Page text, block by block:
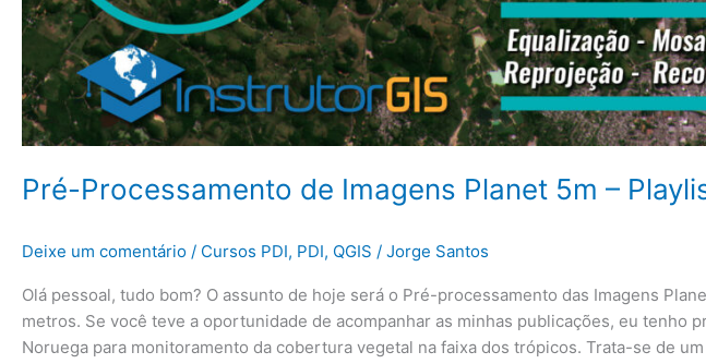
Pré-Processamento de Imagens Planet 5m –
Deixe um comentário / Cursos PDI, PDI, QGIS / Jorge Santos
Olá pessoal, tudo bom? O assunto de hoje será o Pré-processamento das Imagens
metros. Se você teve a oportunidade de acompanhar as minhas publicações, eu tenho
Noruega para monitoramento da cobertura vegetal na faixa dos trópicos. Trata-se de